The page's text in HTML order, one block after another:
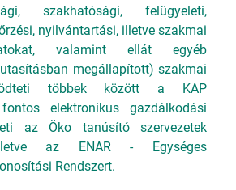
szakhatósági, felügyeleti,
nyilvántartási, illetve szakmai
valamint ellát egyéb
megállapított) szakmai
többek között a KAP
elektronikus gazdálkodási
az Öko tanúsító szervezetek
az ENAR - Egységes
Rendszert.